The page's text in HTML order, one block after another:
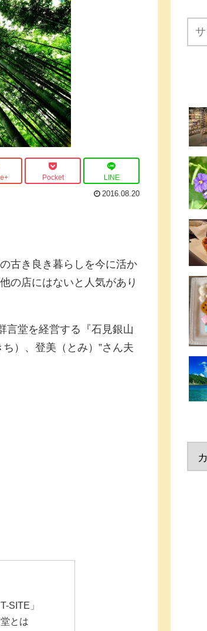
Pocket LINE
2016.08.20
古き良き暮らしを今に活か
の店にはないと人気があり
言堂を経営する『石見銀山
）、登美（とみ）”さん夫
SITE」
とは